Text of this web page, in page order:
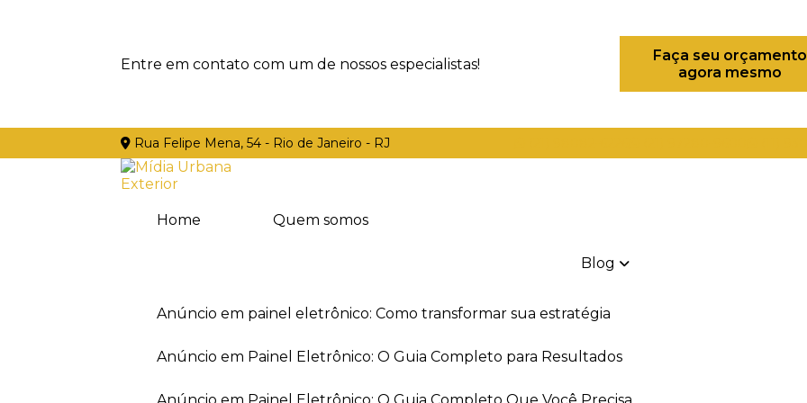
Entre em contato com um de nossos especialistas!
Faça seu orçamento
agora mesmo
Rua Felipe Mena, 54 - Rio de Janeiro - RJ
Home Quem somos
Blog
Anúncio em painel eletrônico: Como transformar sua estratégia
Anúncio em Painel Eletrônico: O Guia Completo para Resultados